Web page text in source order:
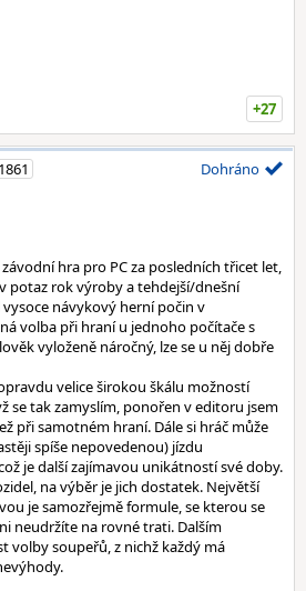
+27
1861
Dohráno
hra pro PC za posledních třicet let,
potaz rok výroby a tehdejší/dnešní
vysoce návykový herní počin v
volba při hraní u jednoho počítače s
vyloženě náročný, lze se u něj dobře
velice širokou škálu možností
se tak zamyslím, ponořen v editoru jsem
při samotném hraní. Dále si hráč může
spíše nepovedenou) jízdu
je další zajímavou unikátností své doby.
na výběr je jich dostatek. Největší
je samozřejmě formule, se kterou se
neudržíte na rovné trati. Dalším
volby soupeřů, z nichž každý má